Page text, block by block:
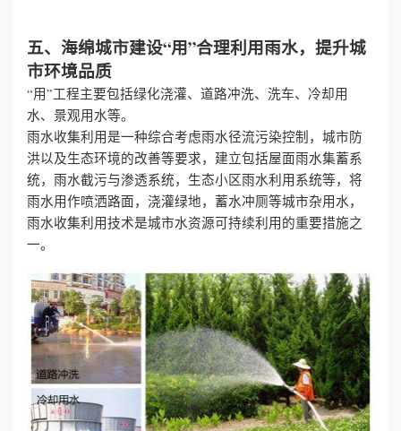
五、海绵城市建设“用”合理利用雨水，提升城
市环境品质
“用”工程主要包括绿化浇灌、道路冲洗、洗车、冷却用
水、景观用水等。
雨水收集利用是一种综合考虑雨水径流污染控制，城市防
洪以及生态环境的改善等要求，建立包括屋面雨水集蓄系
统，雨水截污与渗透系统，生态小区雨水利用系统等，将
雨水用作喷洒路面，浇灌绿地，蓄水冲厕等城市杂用水，
雨水收集利用技术是城市水资源可持续利用的重要措施之
一。